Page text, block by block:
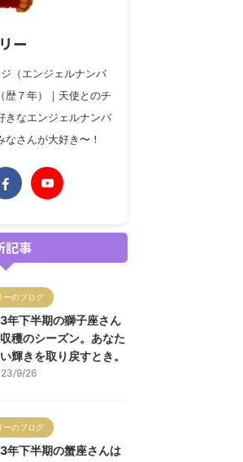
ー
（エンジェルナンバ
歴７年）｜天使とのチ
きなエンジェルナンバ
なさんが大好き〜！
記事
ーのブログ
年下半期の獅子座さん
穫のシーズン。あなた
輝きを取り戻すとき。
9/26
ーのブログ
年下半期の蟹座さんは